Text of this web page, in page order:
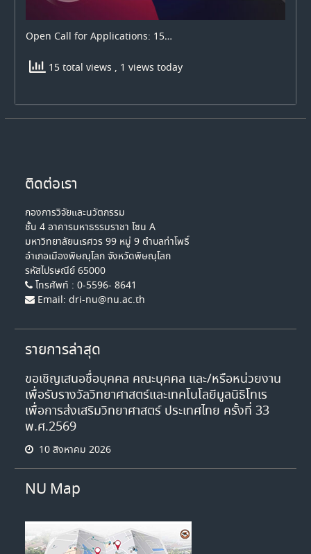
Open Call for Applications: 15…
15 total views , 1 views today
ติดต่อเรา
กองการวิจัยและนวัตกรรม
ชั้น 4 อาคารมหาธรรมราชา โซน A
มหาวิทยาลัยนเรศวร 99 หมู่ 9 ตำบลท่าโพธิ์
อำเภอเมืองพิษณุโลก จังหวัดพิษณุโลก
รหัสไปรษณีย์ 65000
โทรศัพท์ : 0-5596- 8641
Email: dri-nu@nu.ac.th
รายการล่าสุด
ขอเชิญเสนอชื่อบุคคล คณะบุคคล และ/หรือหน่วยงาน
เพื่อรับรางวัลวิทยาศาสตร์และเทคโนโลยีมูลนิธิโทเร
เพื่อการส่งเสริมวิทยาศาสตร์ ประเทศไทย ครั้งที่ 33
พ.ศ.2569
10 สิงหาคม 2026
NU Map